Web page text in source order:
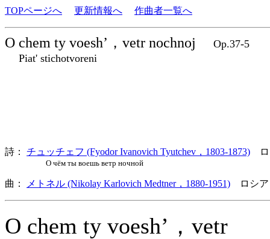
TOPページへ 更新情報へ 作曲者一覧へ
O chem ty voesh’，vetr nochnoj
Op.37-5
Piat' stichotvoreni
詩： チュッチェフ (Fyodor Ivanovich Tyutchev，1803-1873) ロ
О чём ты воешь ветр ночной
曲： メトネル (Nikolay Karlovich Medtner，1880-1951) ロシ
O chem ty voesh’，vetr